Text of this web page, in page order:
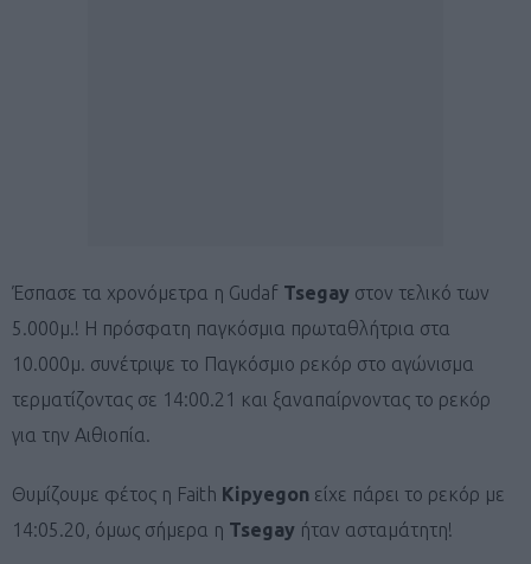
Έσπασε τα χρονόμετρα η Gudaf Tsegay στον τελικό των
5.000μ.! Η πρόσφατη παγκόσμια πρωταθλήτρια στα
10.000μ. συνέτριψε το Παγκόσμιο ρεκόρ στο αγώνισμα
τερματίζοντας σε 14:00.21 και ξαναπαίρνοντας το ρεκόρ
για την Αιθιοπία.
Θυμίζουμε φέτος η Faith Kipyegon είχε πάρει το ρεκόρ με
14:05.20, όμως σήμερα η Tsegay ήταν ασταμάτητη!